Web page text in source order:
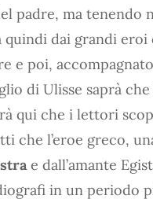
padre, ma tenendo
dai grandi
e poi,
di Ulisse saprà
qui che i lettori
che l’eroe greco,
e dall’amante
in un periodo